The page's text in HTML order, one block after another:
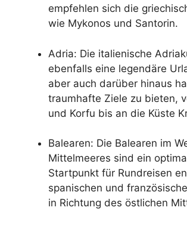
empfehlen sich die
wie Mykonos und Santorin.
Adria: Die italienische
ebenfalls eine legendäre
aber auch darüber hinaus
traumhafte Ziele zu bieten,
und Korfu bis an die Küste
Balearen: Die Balearen im
Mittelmeeres sind ein
Startpunkt für Rundreisen
spanischen und
in Richtung des östlichen